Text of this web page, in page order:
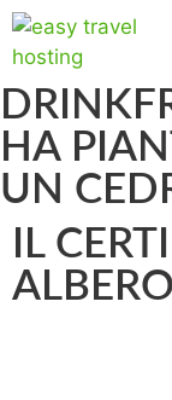
HA
UN
IL
ALBERO